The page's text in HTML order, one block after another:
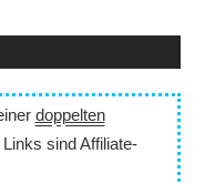
doppelten
sind Affiliate-